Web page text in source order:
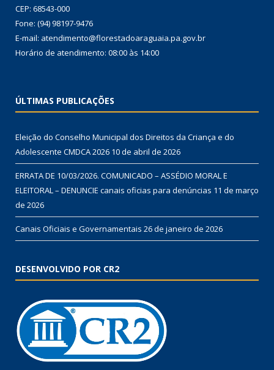
CEP: 68543-000
Fone: (94) 98197-9476
E-mail: atendimento@florestadoaraguaia.pa.gov.br
Horário de atendimento: 08:00 às 14:00
ÚLTIMAS PUBLICAÇÕES
Eleição do Conselho Municipal dos Direitos da Criança e do
Adolescente CMDCA 2026 10 de abril de 2026
ERRATA DE 10/03/2026. COMUNICADO – ASSÉDIO MORAL E
ELEITORAL – DENUNCIE canais oficias para denúncias 11 de março
de 2026
Canais Oficiais e Governamentais 26 de janeiro de 2026
DESENVOLVIDO POR CR2